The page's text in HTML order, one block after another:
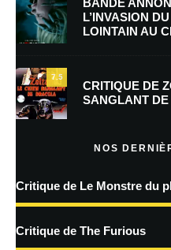
Enregistrer mon nom, mon e-
mon prochain commentaire.
Prévenez-moi de tous les
Prévenez-moi de tous les nouveaux
traitées
BANDE
L’INVASION
LOINTAIN AU
7.5
CRITIQUE DE
SANGLANT
NOS
Critique de Le Monstre du
Critique de The Furious